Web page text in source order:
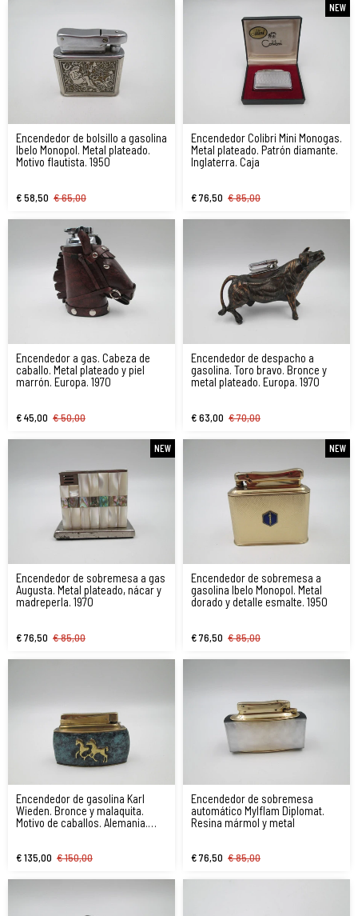
Encendedor de bolsillo a gasolina
Ibelo Monopol. Metal plateado.
Motivo flautista. 1950
€ 58,50 € 65,00
NEW
Encendedor Colibri Mini Monogas.
Metal plateado. Patrón diamante.
Inglaterra. Caja
€ 76,50 € 85,00
Encendedor a gas. Cabeza de
caballo. Metal plateado y piel
marrón. Europa. 1970
€ 45,00 € 50,00
Encendedor de despacho a
gasolina. Toro bravo. Bronce y
metal plateado. Europa. 1970
€ 63,00 € 70,00
NEW
Encendedor de sobremesa a gas
Augusta. Metal plateado, nácar y
madreperla. 1970
€ 76,50 € 85,00
NEW
Encendedor de sobremesa a
gasolina Ibelo Monopol. Metal
dorado y detalle esmalte. 1950
€ 76,50 € 85,00
Encendedor de gasolina Karl
Wieden. Bronce y malaquita.
Motivo de caballos. Alemania.
€ 135,00 € 150,00
Encendedor de sobremesa
automático Mylflam Diplomat.
Resina mármol y metal
€ 76,50 € 85,00